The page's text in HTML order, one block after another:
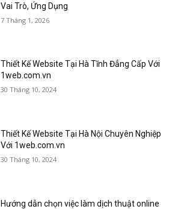
Vai Trò, Ứng Dụng
7 Tháng 1, 2026
Thiết Kế Website Tại Hà Tĩnh Đẳng Cấp Với
1web.com.vn
30 Tháng 10, 2024
Thiết Kế Website Tại Hà Nội Chuyên Nghiệp
Với 1web.com.vn
30 Tháng 10, 2024
Hướng dẫn chọn việc làm dịch thuật online